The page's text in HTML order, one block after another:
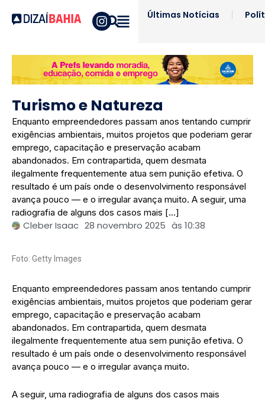
Últimas Notícias
Turismo e Natureza
Enquanto empreendedores passam anos tentando cumprir
exigências ambientais, muitos projetos que poderiam gerar
emprego, capacitação e preservação acabam
abandonados. Em contrapartida, quem desmata
ilegalmente frequentemente atua sem punição efetiva. O
resultado é um país onde o desenvolvimento responsável
avança pouco — e o irregular avança muito. A seguir, uma
radiografia de alguns dos casos mais […]
Cleber Isaac 28 novembro 2025 às 10:38
Foto: Getty Images
Enquanto empreendedores passam anos tentando cumprir
exigências ambientais, muitos projetos que poderiam gerar
emprego, capacitação e preservação acabam
abandonados. Em contrapartida, quem desmata
ilegalmente frequentemente atua sem punição efetiva. O
resultado é um país onde o desenvolvimento responsável
avança pouco — e o irregular avança muito.
A seguir, uma radiografia de alguns dos casos mais